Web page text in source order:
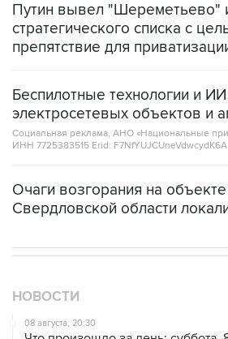
Путин вывел "Шереметьево"
стратегического списка с
препятствие для
Беспилотные технологии и
электросетевых объектов и
Социальная реклама, АНО «Национальные
ИНН 7725383515 Erid: F7NfYUJCUneVdwcydK6A
Очаги возгорания на
Свердловской области
НОВОСТИ
08 августа, 20:30